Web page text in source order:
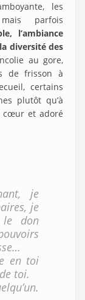
les
parfois
l’ambiance
diversité des
au gore,
de frisson à
certains
plutôt qu’à
cœur et adoré
je
je
le don
en toi
toi.